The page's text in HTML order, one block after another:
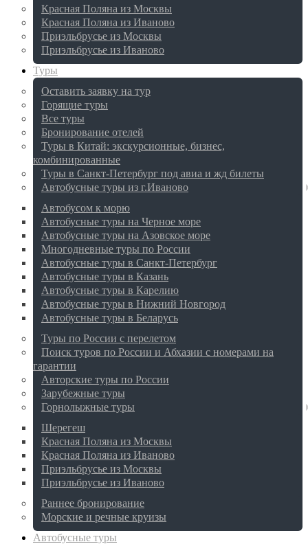
Красная Поляна из Москвы
Красная Поляна из Иваново
Приэльбрусье из Москвы
Приэльбрусье из Иваново
Туры
Оставить заявку на тур
Горящие туры
Все туры
Бронирование отелей
Туры в Китай: экскурсионные, бизнес,
комбинированные
Туры в Санкт-Петербург под авиа и жд билеты
Автобусные туры из г.Иваново
Автобусом к морю
Автобусные туры на Черное море
Автобусные туры на Азовское море
Многодневные туры по России
Автобусные туры в Санкт-Петербург
Автобусные туры в Казань
Автобусные туры в Карелию
Автобусные туры в Нижний Новгород
Автобусные туры в Беларусь
Туры по России с перелетом
Поиск туров по России и Абхазии с номерами на
гарантии
Авторские туры по России
Зарубежные туры
Горнолыжные туры
Шерегеш
Красная Поляна из Москвы
Красная Поляна из Иваново
Приэльбрусье из Москвы
Приэльбрусье из Иваново
Раннее бронирование
Морские и речные круизы
Автобусные туры